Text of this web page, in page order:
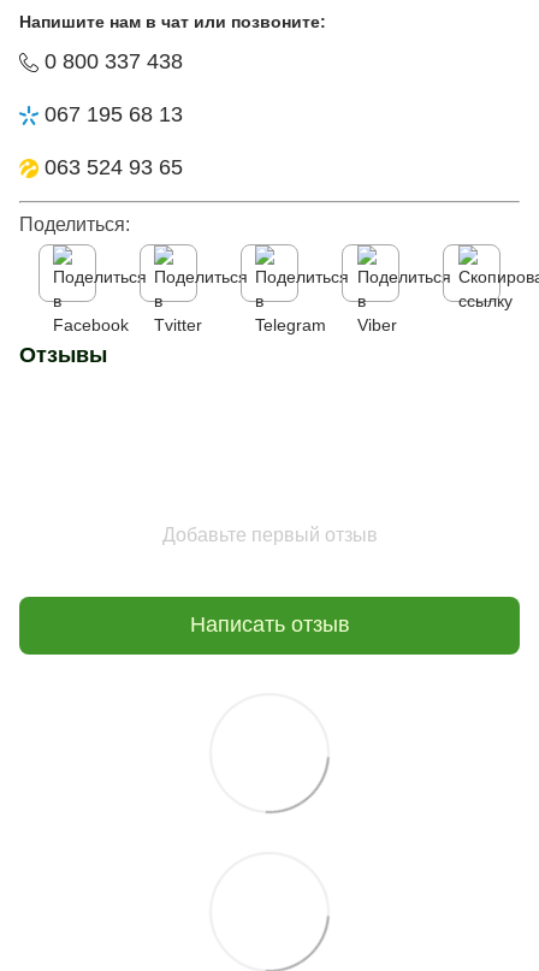
Напишите нам в чат или позвоните:
0 800 337 438
067 195 68 13
063 524 93 65
Поделиться:
Отзывы
Добавьте первый отзыв
Написать отзыв